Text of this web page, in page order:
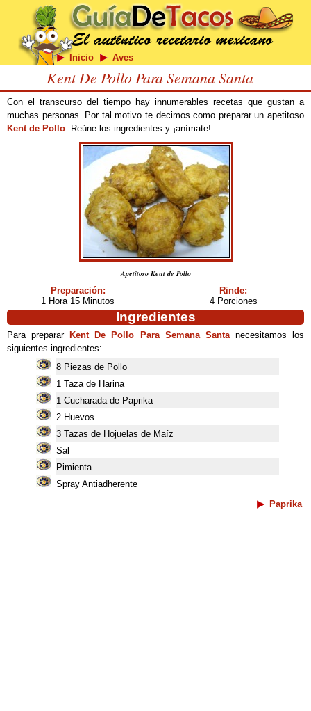
Inicio Aves
Kent De Pollo Para Semana Santa
Con el transcurso del tiempo hay innumerables recetas que gustan a
muchas personas. Por tal motivo te decimos como preparar un apetitoso
Kent de Pollo. Reúne los ingredientes y ¡anímate!
Apetitoso Kent de Pollo
Preparación:
1 Hora 15 Minutos
Rinde:
4 Porciones
Ingredientes
Para preparar Kent De Pollo Para Semana Santanecesitamos los
siguientes ingredientes:
8 Piezas de Pollo
1 Taza de Harina
1 Cucharada de Paprika
2 Huevos
3 Tazas de Hojuelas de Maíz
Sal
Pimienta
Spray Antiadherente
Paprika